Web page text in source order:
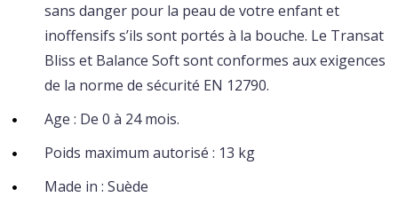
sans danger pour la peau de votre enfant et
inoffensifs s’ils sont portés à la bouche. Le Transat
Bliss et Balance Soft sont conformes aux exigences
de la norme de sécurité EN 12790.
Age : De 0 à 24 mois.
Poids maximum autorisé : 13 kg
Made in : Suède